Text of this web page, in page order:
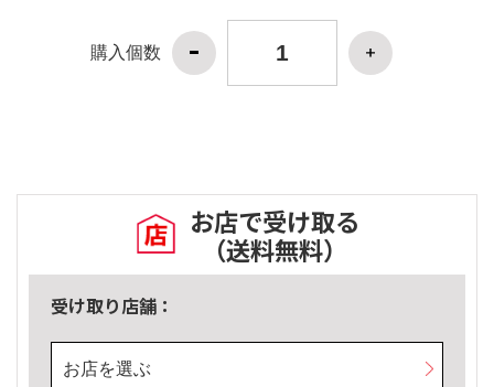
購入個数
お店で受け取る
（送料無料）
受け取り店舗：
お店を選ぶ